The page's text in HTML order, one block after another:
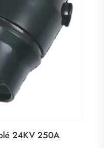
24KV 250A